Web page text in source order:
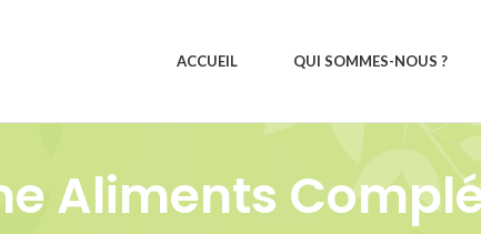
ACCUEIL QUI SOMMES-NOUS ?
Aliments